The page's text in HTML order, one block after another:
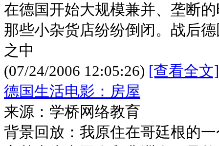
在德国开始大规模兼并、垄断
那些小杂货店纷纷倒闭。战后
之中
(07/24/2006 12:05:26) [查看全文]
德国生活电影：房屋
来源：学桥网络教育
背景回放：我原住在哥廷根的